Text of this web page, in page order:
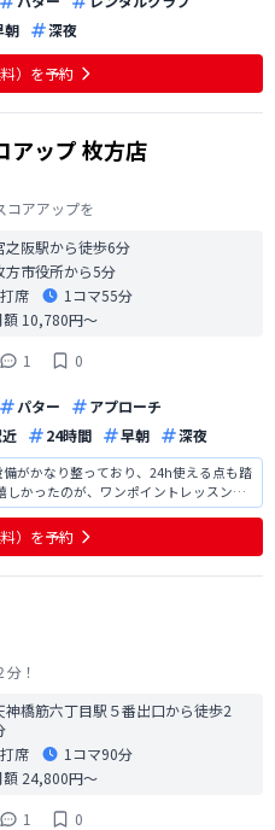
朝 深夜
）を予約
アップ 枚方店
コアアップを
之阪駅から徒歩6分
方市役所から5分
席
1コマ55分
額 10,780円〜
1 0
パター
アプローチ
24時間 早朝 深夜
備がかなり整っており、24h使える点も踏
ストラクターの意見の元練習したら、
）を予約
！
神橋筋六丁目駅５番出口から徒歩2
席
1コマ90分
額 24,800円〜
1 0